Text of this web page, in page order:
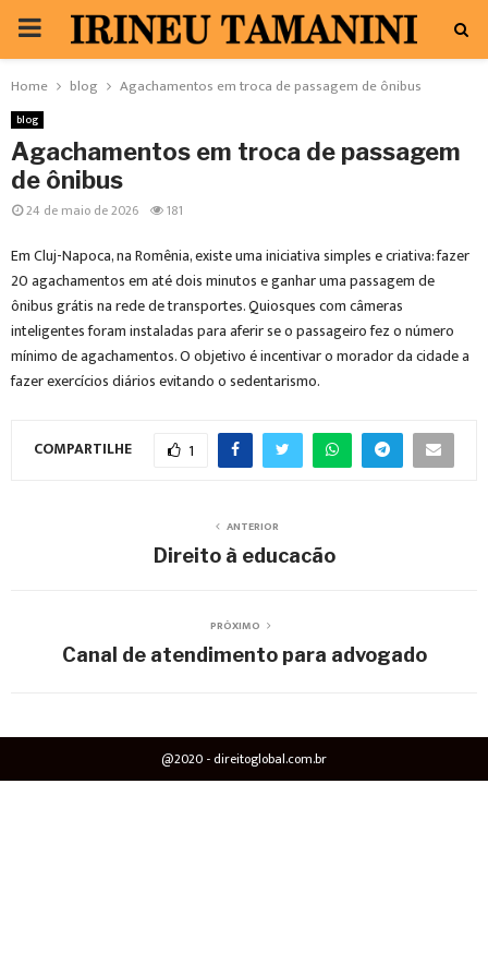
PRIMARY
MENU
Home blog Agachamentos em troca de passagem de ônibus
blog
Agachamentos em troca de passagem
de ônibus
24 de maio de 2026 181
Em Cluj-Napoca, na Romênia, existe uma iniciativa simples e criativa: fazer
20 agachamentos em até dois minutos e ganhar uma passagem de
ônibus grátis na rede de transportes. Quiosques com câmeras
inteligentes foram instaladas para aferir se o passageiro fez o número
mínimo de agachamentos. O objetivo é incentivar o morador da cidade a
fazer exercícios diários evitando o sedentarismo.
COMPARTILHE 1
ANTERIOR
Direito à educacão
PRÓXIMO
Canal de atendimento para advogado
@2020 - direitoglobal.com.br